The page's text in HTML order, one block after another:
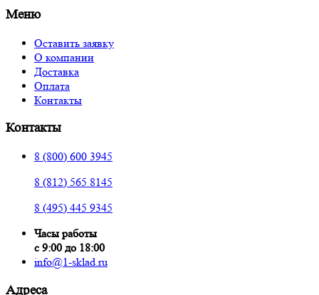
Меню
Оставить заявку
О компании
Доставка
Оплата
Контакты
Контакты
8 (800) 600 3945
8 (812) 565 8145
8 (495) 445 9345
Часы работы
с 9:00 до 18:00
info@1-sklad.ru
Адреса